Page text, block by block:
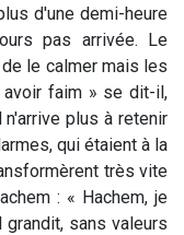
d'une demi-heure
pas arrivée. Le
le calmer mais les
avoir faim » se dit-il,
n'arrive plus à retenir
qui étaient à la
très vite
: « Hachem, je
sans valeurs